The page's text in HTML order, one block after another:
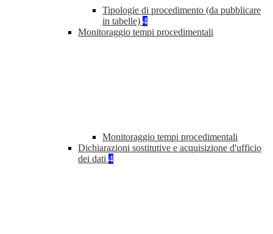
Tipologie di procedimento (da pubblicare
in tabelle) 4
Monitoraggio tempi procedimentali
Monitoraggio tempi procedimentali
Dichiarazioni sostitutive e acquisizione d'ufficio
dei dati 4